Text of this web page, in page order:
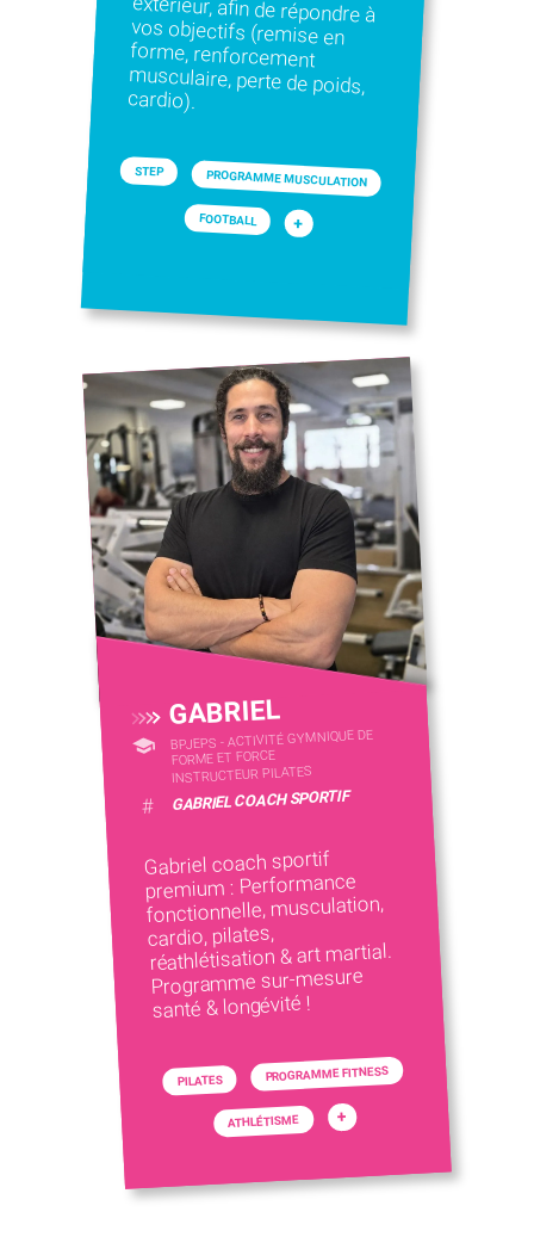
cardio).
STEP PROGRAMME MUSCULATION
FOOTBALL +
GABRIEL
BPJEPS - ACTIVITÉ GYMNIQUE DE
FORME ET FORCE
INSTRUCTEUR PILATES
# GABRIEL COACH SPORTIF
Gabriel coach sportif
premium : Performance
fonctionnelle, musculation,
cardio, pilates,
réathlétisation & art martial.
Programme sur-mesure
santé & longévité !
PILATES PROGRAMME FITNESS
ATHLÉTISME +